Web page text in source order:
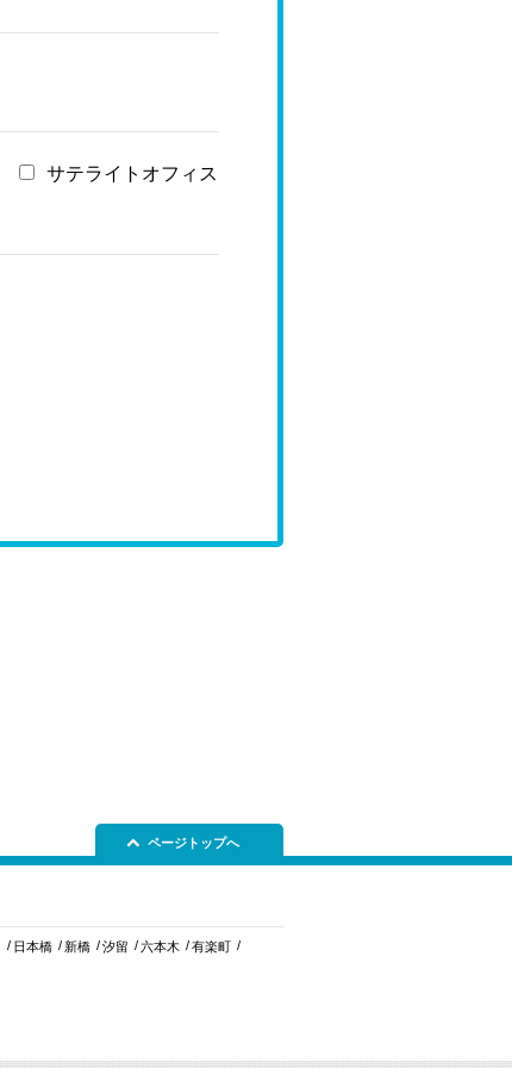
サテライトオフィス
ページトップへ
日本橋 新橋 汐留 六本木
有楽町